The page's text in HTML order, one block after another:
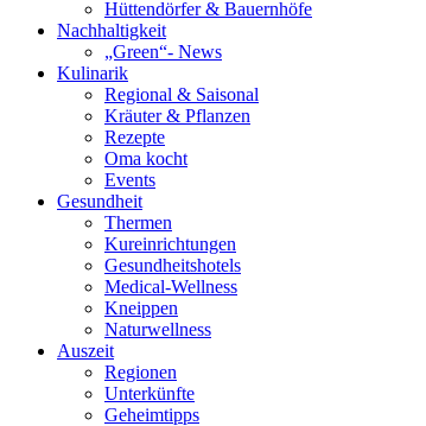
Hüttendörfer & Bauernhöfe
Nachhaltigkeit
„Green“- News
Kulinarik
Regional & Saisonal
Kräuter & Pflanzen
Rezepte
Oma kocht
Events
Gesundheit
Thermen
Kureinrichtungen
Gesundheitshotels
Medical-Wellness
Kneippen
Naturwellness
Auszeit
Regionen
Unterkünfte
Geheimtipps